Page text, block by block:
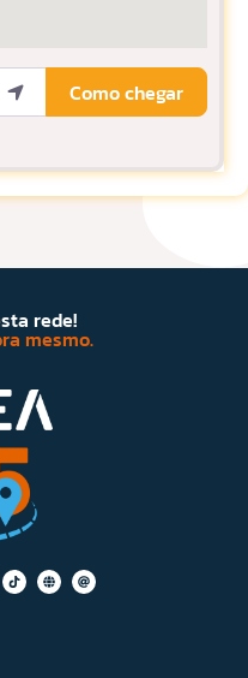
Como chegar
rede!
mesmo.